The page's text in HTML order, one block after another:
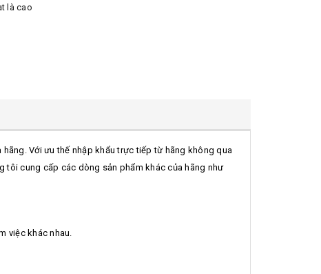
là cao
Với ưu thế nhập khẩu trực tiếp từ hãng không qua
tôi cung cấp các dòng sản phẩm khác của hãng như
việc khác nhau.